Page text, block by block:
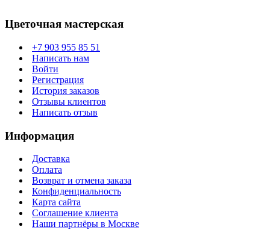
Цветочная мастерская
+7 903 955 85 51
Написать нам
Войти
Регистрация
История заказов
Отзывы клиентов
Написать отзыв
Информация
Доставка
Оплата
Возврат и отмена заказа
Конфиденциальность
Карта сайта
Соглашение клиента
Наши партнёры в Москве